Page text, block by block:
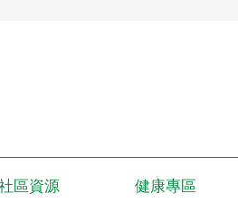
區資源 健康專區